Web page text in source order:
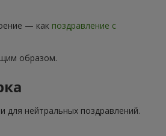
— как поздравление с
образом.
нейтральных поздравлений.